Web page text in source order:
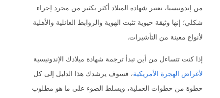
من إندونيسيا، تعتبر شهادة الميلاد أكثر بكثير من مجرد إجراء
شكلي؛ إنها وثيقة حيوية تثبت الهوية والروابط العائلية والأهلية
لأنواع معينة من التأشيرات.
إذا كنت تتساءل من أين تبدأ ترجمة شهادة ميلادك الإندونيسية
لأغراض الهجرة الأمريكية، فسوف يرشدك هذا الدليل إلى كل
خطوة من خطوات العملية، ويسلط الضوء على ما هو مطلوب